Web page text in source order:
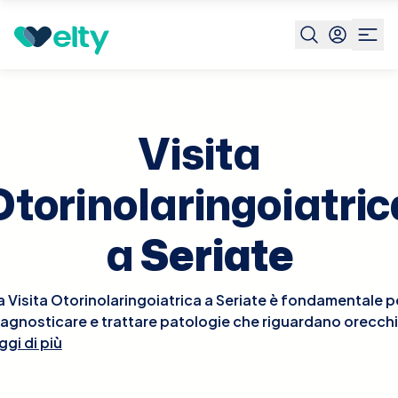
Prenota visita Visita Otorinolaringoiatrica Seriate
Visita
aSeriate
Visita Otorinolaringoiatrica a Seriate è fondamentale
e trattare patologie che riguardano
e gola. Durante la visita, l'otorinolaringoiatra
di più